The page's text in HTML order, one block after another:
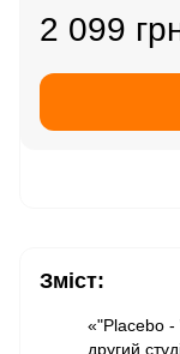
2 099
Зміст:
«"Placebo -
другий